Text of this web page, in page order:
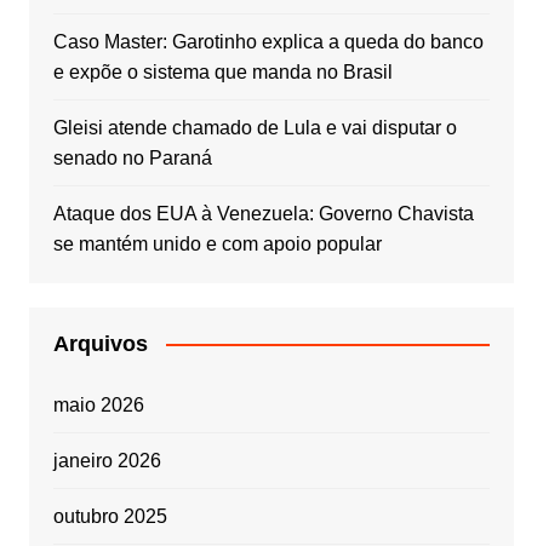
Caso Master: Garotinho explica a queda do banco
e expõe o sistema que manda no Brasil
Gleisi atende chamado de Lula e vai disputar o
senado no Paraná
Ataque dos EUA à Venezuela: Governo Chavista
se mantém unido e com apoio popular
Arquivos
maio 2026
janeiro 2026
outubro 2025